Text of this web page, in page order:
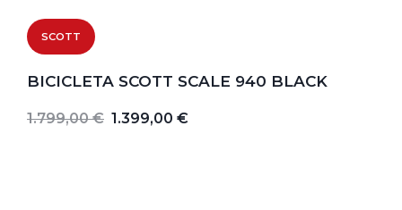
SCOTT
BICICLETA SCOTT SCALE 940 BLACK
1.799,00 € 1.399,00 €